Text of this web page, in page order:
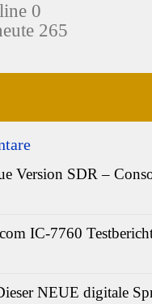
0
265
Version SDR –
IC-7760
NEUE digitale